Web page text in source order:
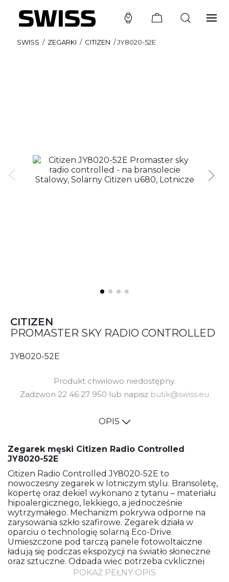
SWISS / ZEGARKI / CITIZEN /JY8020-52E
CITIZEN
PROMASTER SKY RADIO CONTROLLED
JY8020-52E
Produkt chwilowo niedostępny.
Zadzwon 22 46 27 950 lub napisz butik@swiss.eu
OPIS
Zegarek męski Citizen Radio Controlled
JY8020-52E
Citizen Radio Controlled JY8020-52E to
nowoczesny zegarek w lotniczym stylu. Bransoletę,
kopertę oraz dekiel wykonano z tytanu – materiału
hipoalergicznego, lekkiego, a jednocześnie
wytrzymałego. Mechanizm pokrywa odporne na
zarysowania szkło szafirowe. Zegarek działa w
oparciu o technologię solarną Eco-Drive.
Umieszczone pod tarczą panele fotowoltaiczne
ładują się podczas ekspozycji na światło słoneczne
oraz sztuczne. Odpada więc potrzeba cyklicznej
wymiany baterii. Po pełnym naładowaniu zegarek
POKAŻ PEŁNY OPIS